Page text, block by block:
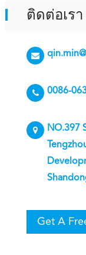
ติดต่อเรา
0086-
NO.397
Get A